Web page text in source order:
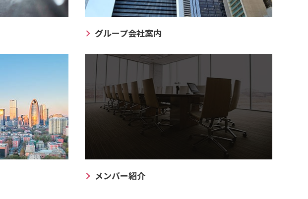
グループ会社案内
メンバー紹介